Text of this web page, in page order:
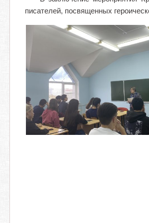
писателей, посвященных